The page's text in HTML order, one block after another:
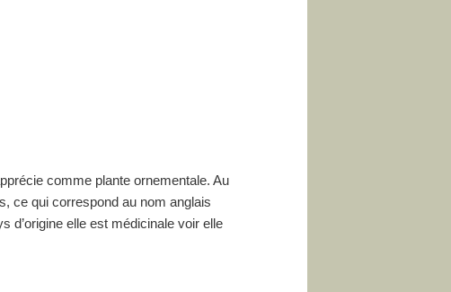
comme plante ornementale. Au
ce qui correspond au nom anglais
d’origine elle est médicinale voir elle